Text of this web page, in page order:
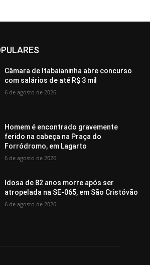
Câmara de Itabaianinha abre concurso
com salários de até R$ 3 mil
6 de agosto de 2026
Homem é encontrado gravemente
ferido na cabeça na Praça do
Forródromo, em Lagarto
6 de agosto de 2026
Idosa de 82 anos morre após ser
atropelada na SE-065, em São Cristóvão
6 de agosto de 2026